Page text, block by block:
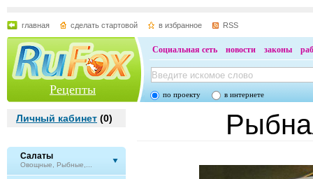
главная сделать стартовой в избранное RSS
Рецепты
Социальная сеть новости законы
по проекту в интернете
Личный кабинет (0)
Салаты
Овощные, Рыбные,...